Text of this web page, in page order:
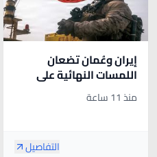
إيران وعُمان تضعان
اللمسات النهائية على
اتفاق هرمزمنذ 11 ساعة
التفاصيل